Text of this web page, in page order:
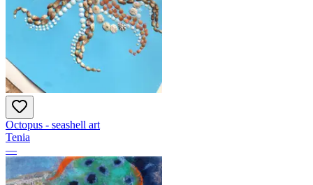
Octopus - seashell art
Tenia
—